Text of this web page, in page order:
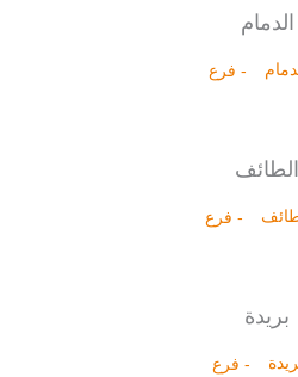
الدمام
- فرع
الطائف
- فرع
بريدة
- فرع